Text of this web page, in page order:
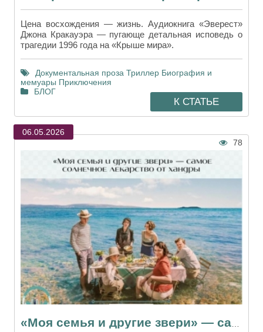
Цена восхождения — жизнь. Аудиокнига «Эверест»
Джона Кракауэра — пугающе детальная исповедь о
трагедии 1996 года на «Крыше мира».
Документальная проза Триллер Биография и
мемуары Приключения
БЛОГ
К СТАТЬЕ
06.05.2026
78
«Моя семья и другие звери» — самое солнечное лекарство от хандры